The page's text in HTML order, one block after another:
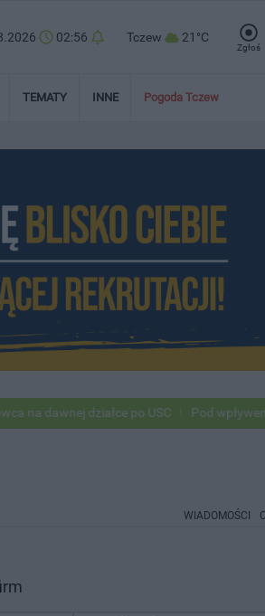
02:56 Tczew 21°C
Zgłoś
TEMATY INNE Pogoda Tczew
działce po USC Pod wpływem
WIADOMOŚCI